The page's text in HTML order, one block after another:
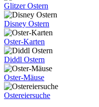
Glitzer Ostern
Disney Ostern
Oster-Karten
Diddl Ostern
Oster-Mäuse
Ostereiersuche